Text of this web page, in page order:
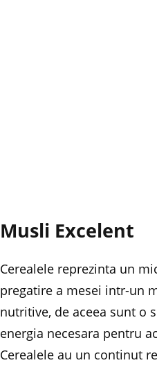
Musli Excelent
Cerealele reprezinta un
pregatire a mesei intr-un
nutritive, de aceea sunt o
energia necesara pentru
Cerealele au un continut